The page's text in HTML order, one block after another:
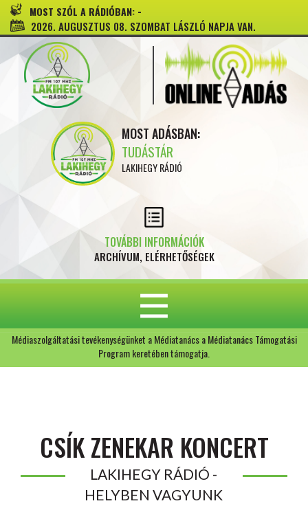
MOST SZÓL A RÁDIÓBAN: -
2026. AUGUSZTUS 08. SZOMBAT LÁSZLÓ NAPJA VAN.
MOST ADÁSBAN:
TUDÁSTÁR
LAKIHEGY RÁDIÓ
TOVÁBBI INFORMÁCIÓK
ARCHÍVUM, ELÉRHETŐSÉGEK
Médiaszolgáltatási tevékenységünket a Médiatanács a Médiatanács Támogatási
Program keretében támogatja.
CSÍK ZENEKAR KONCERT
LAKIHEGY RÁDIÓ -
HELYBEN VAGYUNK